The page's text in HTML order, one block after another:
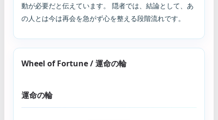
動が必要だと伝えています。 隠者では、結論として、あ
の人とは今は再会を急がず心を整える段階流れです。
Wheel of Fortune / 運命の輪
運命の輪